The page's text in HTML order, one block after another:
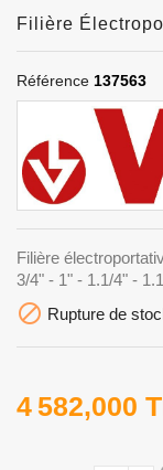
Filière
Référence 137563
Filière
3/4" - 1" - 1.1/4" -
 Rupture de
4 582,000